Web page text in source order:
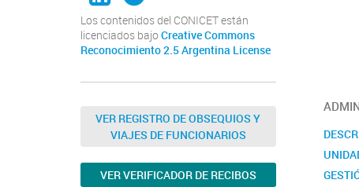
Los contenidos del CONICET están
licenciados bajo Creative Commons
Reconocimiento 2.5 Argentina License
VER REGISTRO DE OBSEQUIOS Y
VIAJES DE FUNCIONARIOS
VER VERIFICADOR DE RECIBOS